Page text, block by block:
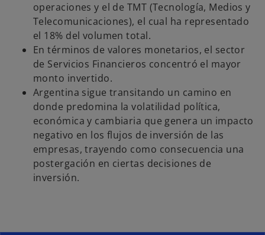
operaciones y el de TMT (Tecnología, Medios y
Telecomunicaciones), el cual ha representado
el 18% del volumen total.
En términos de valores monetarios, el sector
de Servicios Financieros concentró el mayor
monto invertido.
Argentina sigue transitando un camino en
donde predomina la volatilidad política,
económica y cambiaria que genera un impacto
negativo en los flujos de inversión de las
empresas, trayendo como consecuencia una
postergación en ciertas decisiones de
inversión.
s
e
a
b